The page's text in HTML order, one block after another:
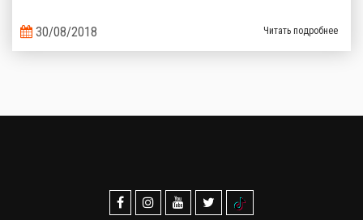
30/08/2018 Читать подробнее